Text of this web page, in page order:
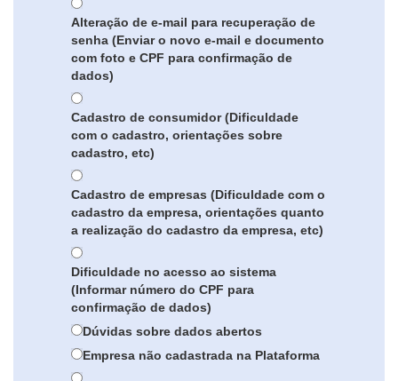
Alteração de e-mail para recuperação de
senha (Enviar o novo e-mail e documento
com foto e CPF para confirmação de
dados)
Cadastro de consumidor (Dificuldade
com o cadastro, orientações sobre
cadastro, etc)
Cadastro de empresas (Dificuldade com o
cadastro da empresa, orientações quanto
a realização do cadastro da empresa, etc)
Dificuldade no acesso ao sistema
(Informar número do CPF para
confirmação de dados)
Dúvidas sobre dados abertos
Empresa não cadastrada na Plataforma